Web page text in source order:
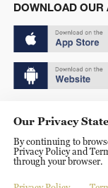
DOWNLOAD OUR
京ICP备20000184号
京公网安备
Disinformation report
Our Privacy
By continuing to
Privacy Policy and
through your browser.